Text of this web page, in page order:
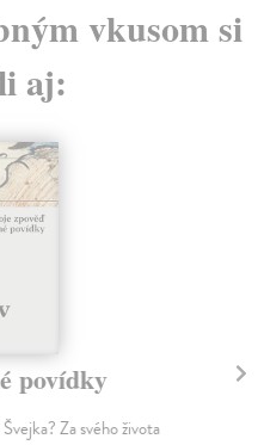
vkusom si
aj:
povídky
Za svého života